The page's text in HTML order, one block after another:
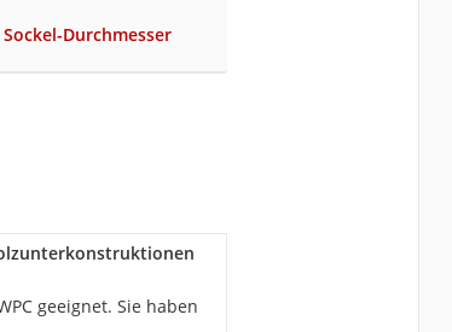
Durchmesser
geeignet. Sie haben